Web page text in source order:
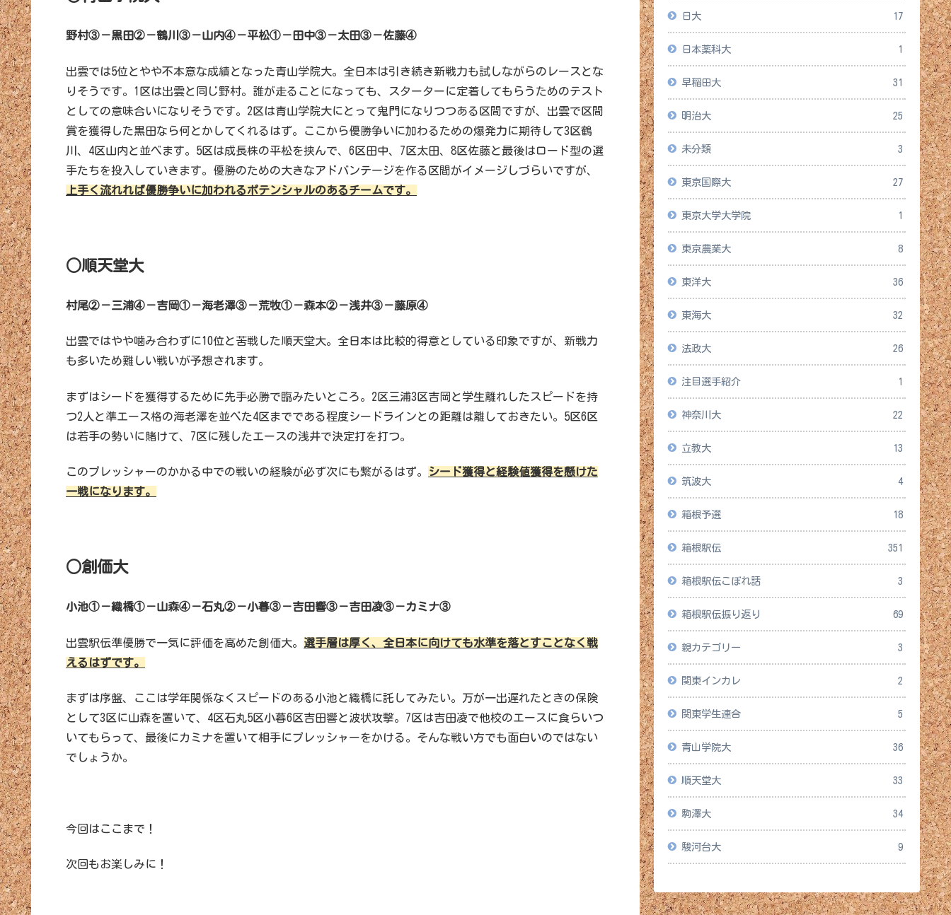
野村③－黒田②－鶴川③－山内④－平松①－田中③－太田③－佐藤④
出雲では5位とやや不本意な成績となった青山学院大。全日本は引き続き新戦力も試しながらのレースとな
りそうです。1区は出雲と同じ野村。誰が走ることになっても、スターターに定着してもらうためのテスト
としての意味合いになりそうです。2区は青山学院大にとって鬼門になりつつある区間ですが、出雲で区間
賞を獲得した黒田なら何とかしてくれるはず。ここから優勝争いに加わるための爆発力に期待して3区鶴
川、4区山内と並べます。5区は成長株の平松を挟んで、6区田中、7区太田、8区佐藤と最後はロード型の選
手たちを投入していきます。優勝のための大きなアドバンテージを作る区間がイメージしづらいですが、
上手く流れれば優勝争いに加われるポテンシャルのあるチームです。
○順天堂大
村尾②－三浦④－吉岡①－海老澤③－荒牧①－森本②－浅井③－藤原④
出雲ではやや噛み合わずに10位と苦戦した順天堂大。全日本は比較的得意としている印象ですが、新戦力
も多いため難しい戦いが予想されます。
まずはシードを獲得するために先手必勝で臨みたいところ。2区三浦3区吉岡と学生離れしたスピードを持
つ2人と準エース格の海老澤を並べた4区までである程度シードラインとの距離は離しておきたい。5区6区
は若手の勢いに賭けて、7区に残したエースの浅井で決定打を打つ。
このプレッシャーのかかる中での戦いの経験が必ず次にも繋がるはず。
シード獲得と経験値獲得を懸けた
一戦になります。
○創価大
小池①－織橋①－山森④－石丸②－小暮③－吉田響③－吉田凌③－カミナ③
出雲駅伝準優勝で一気に評価を高めた創価大。 選手層は厚く、全日本に向けても水準を落とすことなく戦
えるはずです。
まずは序盤、ここは学年関係なくスピードのある小池と織橋に託してみたい。万が一出遅れたときの保険
として3区に山森を置いて、4区石丸5区小暮6区吉田響と波状攻撃。7区は吉田凌で他校のエースに食らいつ
いてもらって、最後にカミナを置いて相手にプレッシャーをかける。そんな戦い方でも面白いのではない
でしょうか。
今回はここまで！
次回もお楽しみに！
日大 17
日本薬科大 1
早稲田大 31
明治大 25
未分類 3
東京国際大 27
東京大学大学院 1
東京農業大 8
東洋大 36
東海大 32
法政大 26
注目選手紹介 1
神奈川大 22
立教大 13
筑波大 4
箱根予選 18
箱根駅伝 351
箱根駅伝こぼれ話 3
箱根駅伝振り返り 69
親カテゴリー 3
関東インカレ 2
関東学生連合 5
青山学院大 36
順天堂大 33
駒澤大 34
駿河台大 9